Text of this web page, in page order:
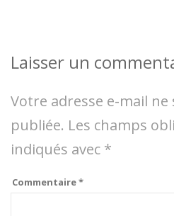
Laisser un
Votre adresse e-mail ne
publiée. Les champs
indiqués avec *
Commentaire*